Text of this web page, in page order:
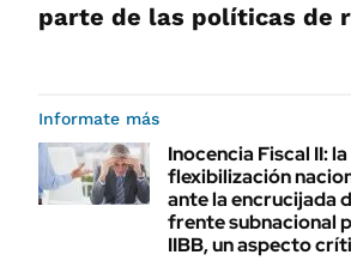
parte de las políticas de
Informate más
Inocencia Fiscal II: la
flexibilización
ante la encrucijada
frente subnacional
IIBB, un aspecto